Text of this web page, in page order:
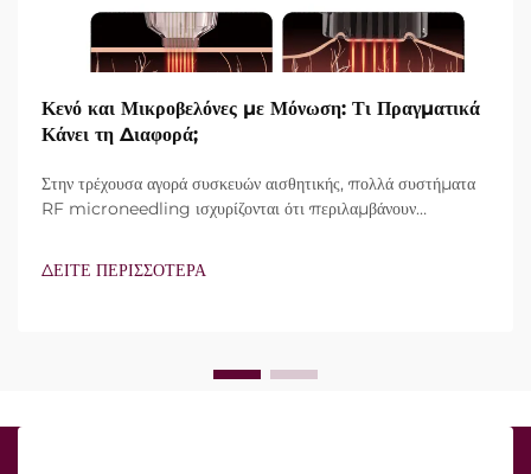
Κενό και Μικροβελόνες με Μόνωση: Τι Πραγματικά
Κάνει τη Διαφορά;
Στην τρέχουσα αγορά συσκευών αισθητικής, πολλά συστήματα
RF microneedling ισχυρίζονται ότι περιλαμβάνουν
χαρακτηριστικά υπάρχουν, αλλά πώς λειτουργούν ακριβώς κατά
ΔΕΙΤΕ ΠΕΡΙΣΣΟΤΕΡΑ